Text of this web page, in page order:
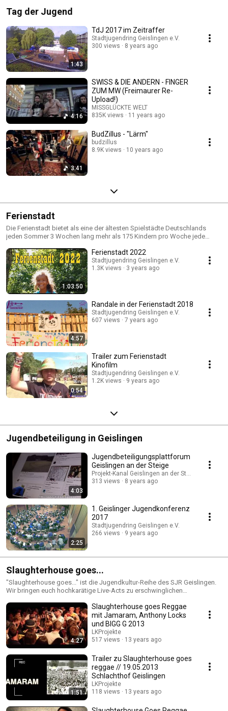
Tag der Jugend
1:43
TdJ 2017 im Zeitraffer
Stadtjugendring Geislingen e.V.
300 views
8 years ago
4:16
SWISS & DIE ANDERN - FINGER
ZUM MW (Freimaurer Re-
Upload!)
MISSGLÜCKTE WELT
835K views
11 years ago
3:41
BudZillus - "Lärm"
budzillus
8.9K views
10 years ago
Ferienstadt
Die Ferienstadt bietet als eine der ältesten Spielstädte Deutschlands
jeden Sommer 3 Wochen lang mehr als 175 Kindern pro Woche jede
1:03:50
Ferienstadt 2022
Stadtjugendring Geislingen e.V.
1.3K views
3 years ago
4:57
Randale in der Ferienstadt 2018
Stadtjugendring Geislingen e.V.
607 views
7 years ago
0:54
Trailer zum Ferienstadt
Kinofilm
Stadtjugendring Geislingen e.V.
1.2K views
9 years ago
Jugendbeteiligung in Geislingen
4:03
Jugendbeteiligungsplattforum
Geislingen an der Steige
Projekt-Kanal Geislingen an der Steige
313 views
8 years ago
2:25
1. Geislinger Jugendkonferenz
2017
Stadtjugendring Geislingen e.V.
266 views
9 years ago
Slaughterhouse goes...
"Slaughterhouse goes..." ist die Jugendkultur-Reihe des SJR Geislingen.
Wir bringen euch hochkarätige Live-Acts zu erschwinglichen
Deluxe, Cassandra Steen u.v.m.
4:27
Slaughterhouse goes Reggae
mit Jamaram, Anthony Locks
und BIGG G 2013
LKProjekte
517 views
13 years ago
1:51
Trailer zu Slaughterhouse goes
reggae // 19.05.2013
Schlachthof Geislingen
LKProjekte
118 views
13 years ago